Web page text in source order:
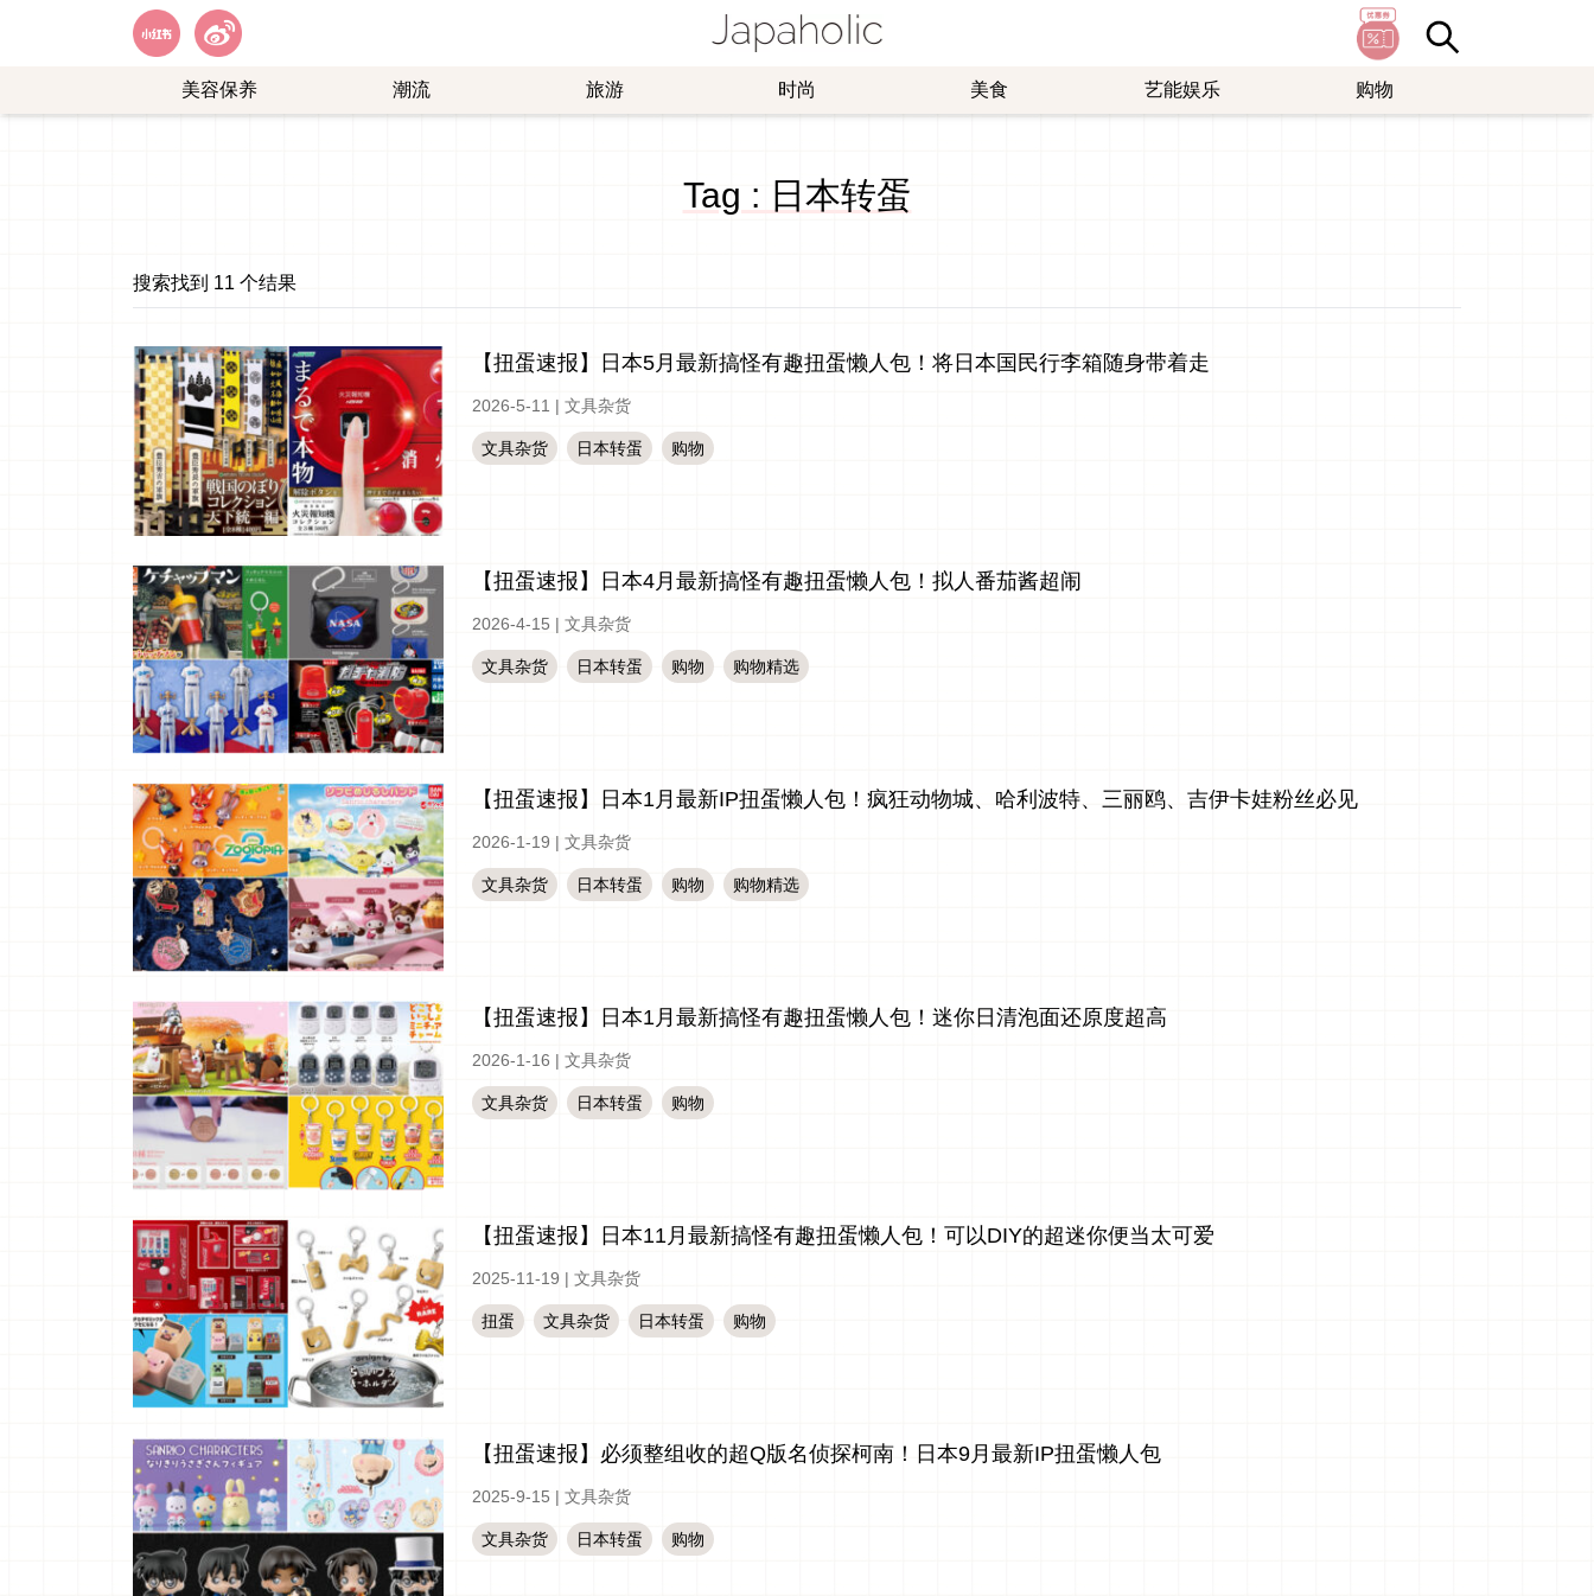
美容保养 潮流 旅游 时尚 美食 艺能娱乐
购物
Tag : 日本转蛋
搜索找到 11 个结果
【扭蛋速报】日本5月最新搞怪有趣扭蛋懒人包！将日本国民行李箱随身带着走
2026-5-11 | 文具杂货
文具杂货 日本转蛋 购物
【扭蛋速报】日本4月最新搞怪有趣扭蛋懒人包！拟人番茄酱超闹
2026-4-15 | 文具杂货
文具杂货 日本转蛋 购物 购物精选
【扭蛋速报】日本1月最新IP扭蛋懒人包！疯狂动物城、哈利波特、三丽鸥、吉伊卡娃粉丝必见
2026-1-19 | 文具杂货
文具杂货 日本转蛋 购物 购物精选
【扭蛋速报】日本1月最新搞怪有趣扭蛋懒人包！迷你日清泡面还原度超高
2026-1-16 | 文具杂货
文具杂货 日本转蛋 购物
【扭蛋速报】日本11月最新搞怪有趣扭蛋懒人包！可以DIY的超迷你便当太可爱
2025-11-19 | 文具杂货
扭蛋 文具杂货 日本转蛋 购物
【扭蛋速报】必须整组收的超Q版名侦探柯南！日本9月最新IP扭蛋懒人包
2025-9-15 | 文具杂货
文具杂货 日本转蛋 购物